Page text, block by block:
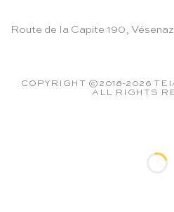
Route de la Capite 190, Vésenaz
COPYRIGHT ©2018-2026
ALL RIGHTS